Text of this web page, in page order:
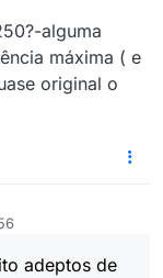
alguma
máxima ( e
original o
adeptos de